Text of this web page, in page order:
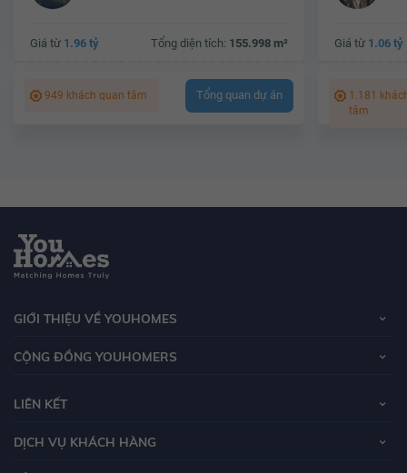
Giá từ 1.96 tỷ Tổng diện tích: 155.998 m²
949 khách quan tâm Tổng quan dự án
Giá từ 1.06 tỷ
1.181
tâm
GIỚI THIỆU VỀ YOUHOMES
CỘNG ĐỒNG YOUHOMERS
LIÊN KẾT
DỊCH VỤ KHÁCH HÀNG